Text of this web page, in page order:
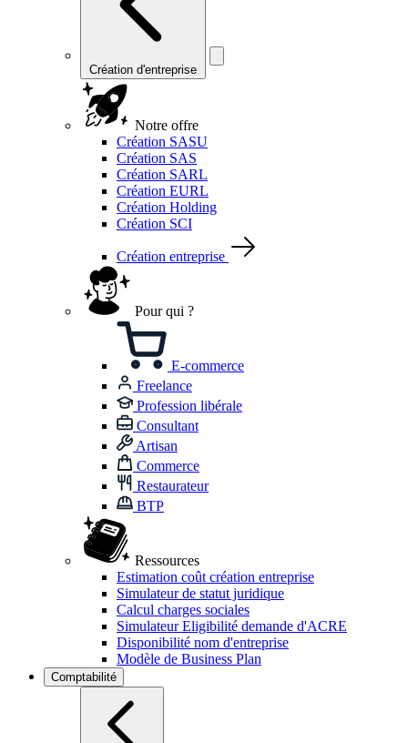
Création d'entreprise
Notre offre
Création SASU
Création SAS
Création SARL
Création EURL
Création Holding
Création SCI
Création entreprise
Pour qui ?
E-commerce
Freelance
Profession libérale
Consultant
Artisan
Commerce
Restaurateur
BTP
Ressources
Estimation coût création entreprise
Simulateur de statut juridique
Calcul charges sociales
Simulateur Eligibilité demande d'ACRE
Disponibilité nom d'entreprise
Modèle de Business Plan
Comptabilité